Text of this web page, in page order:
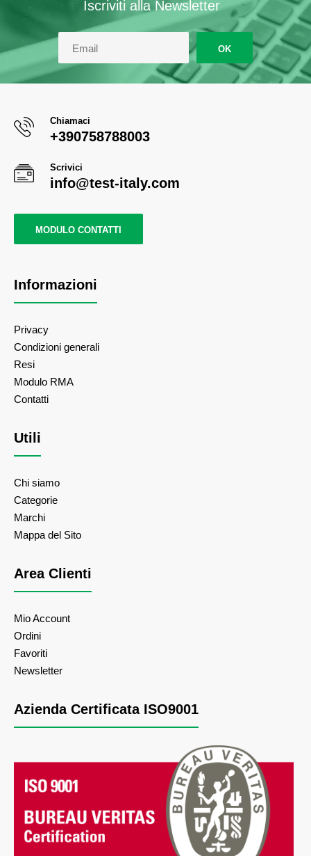
Iscriviti alla Newsletter
OK
Chiamaci
+390758788003
Scrivici
info@test-italy.com
MODULO CONTATTI
Informazioni
Privacy
Condizioni generali
Resi
Modulo RMA
Contatti
Utili
Chi siamo
Categorie
Marchi
Mappa del Sito
Area Clienti
Mio Account
Ordini
Favoriti
Newsletter
Azienda Certificata ISO9001